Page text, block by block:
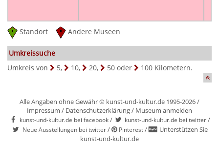
Standort Andere Museen
Umkreissuche
Umkreis von
5, 10, 20, 50 oder 100 Kilometern.
Alle Angaben ohne Gewähr © kunst-und-kultur.de 1995-2026 /
Impressum / Datenschutzerklärung/ Museum anmelden
kunst-und-kultur.de bei facebook/ kunst-und-kultur.de bei twitter/
Neue Ausstellungen bei twitter/ Pinterest/
Unterstützen Sie
kunst-und-kultur.de